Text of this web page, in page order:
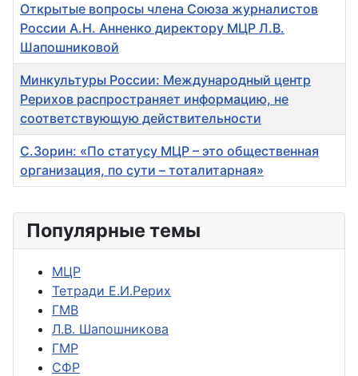
Открытые вопросы члена Союза журналистов
России А.Н. Анненко директору МЦР Л.В.
Шапошниковой
Минкультуры России: Международный центр
Рерихов распространяет информацию, не
соответствующую действительности
С.Зорин: «По статусу МЦР – это общественная
организация, по сути – тоталитарная»
Популярные темы
МЦР
Тетради Е.И.Рерих
ГМВ
Л.В. Шапошникова
ГМР
СФР